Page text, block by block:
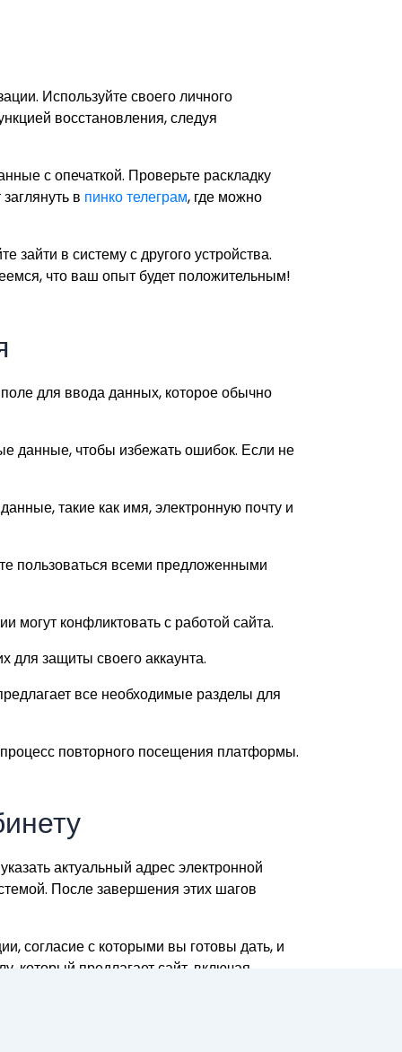
Используйте своего личного
восстановления, следуя
с опечаткой. Проверьте раскладку
в пинко телеграм, где можно
зайти в систему с другого устройства.
что ваш опыт будет положительным!
для ввода данных, которое обычно
данные, чтобы избежать ошибок. Если не
такие как имя, электронную почту и
пользоваться всеми предложенными
могут конфликтовать с работой сайта.
для защиты своего аккаунта.
все необходимые разделы для
повторного посещения платформы.
актуальный адрес электронной
После завершения этих шагов
согласие с которыми вы готовы дать, и
который предлагает сайт, включая